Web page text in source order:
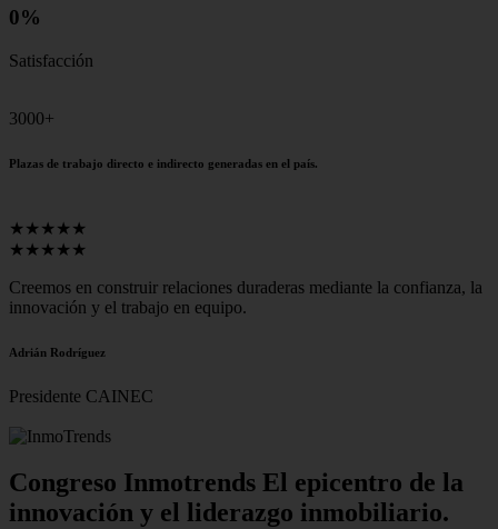
0%
Satisfacción
3000+
Plazas de trabajo directo e indirecto generadas en el país.
★★★★★
★★★★★
Creemos en construir relaciones duraderas mediante la confianza, la
innovación y el trabajo en equipo.
Adrián Rodríguez
Presidente CAINEC
Congreso Inmotrends El epicentro de la
innovación y el liderazgo inmobiliario.